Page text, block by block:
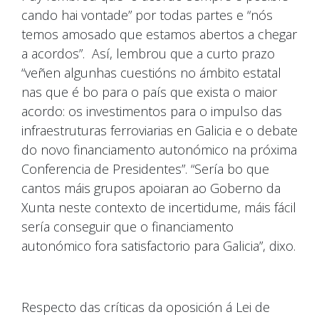
cando hai vontade” por todas partes e “nós
temos amosado que estamos abertos a chegar
a acordos”. Así, lembrou que a curto prazo
“veñen algunhas cuestións no ámbito estatal
nas que é bo para o país que exista o maior
acordo: os investimentos para o impulso das
infraestruturas ferroviarias en Galicia e o debate
do novo financiamento autonómico na próxima
Conferencia de Presidentes”. “Sería bo que
cantos máis grupos apoiaran ao Goberno da
Xunta neste contexto de incertidume, máis fácil
sería conseguir que o financiamento
autonómico fora satisfactorio para Galicia”, dixo.
Respecto das críticas da oposición á Lei de